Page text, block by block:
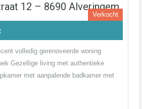
12 – 8690 Alveringem
Verkocht
volledig gerenoveerde woning
Gezellige living met authentieke
met aanpalende badkamer met